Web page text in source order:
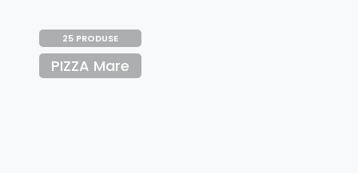
25 PRODUSE
PIZZA Mare